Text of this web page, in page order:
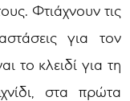
Φτιάχνουν τις
για τον
το κλειδί για τη
στα πρώτα